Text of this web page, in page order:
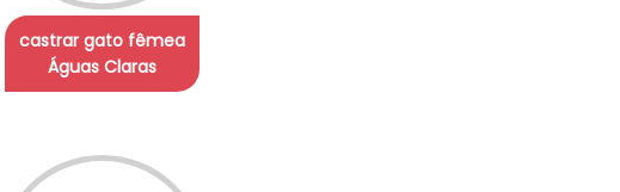
castrar gato fêmea
Águas Claras